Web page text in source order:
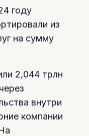
году
из
на сумму
2,044 трлн
внутри
компании